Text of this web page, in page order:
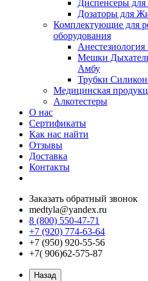
Диспенсеры для
Дозаторы для
Комплектующие для
оборудования
Мешки
Амбу
Трубки
Медицинская
Алкотестеры
О нас
Сертификаты
Как нас найти
Отзывы
Доставка
Контакты
Заказать обратный звонок
medtyla@yandex.ru
8 (800) 550-47-71
+7 (920) 774-63-64
+7 (950) 920-55-56
+7( 906)62-575-87
Назад